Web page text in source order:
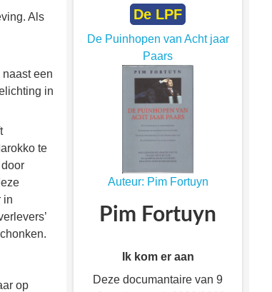
Als
een
in
te
in
op
De LPF
De Puinhopen van Acht jaar
Paars
Auteur: Pim Fortuyn
Pim Fortuyn
Ik kom er aan
Deze documantaire van 9